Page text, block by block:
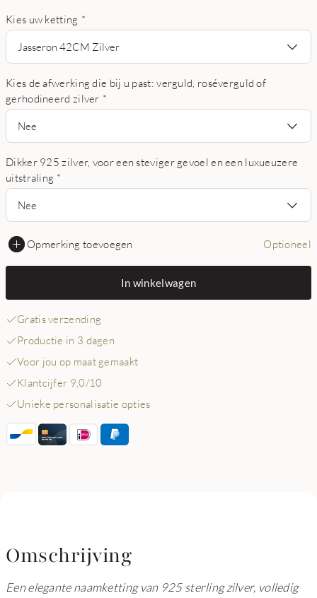
Kies uw ketting *
Jasseron 42CM Zilver
Kies de afwerking die bij u past: verguld, roséverguld of
gerhodineerd zilver *
Nee
Dikker 925 zilver, voor een steviger gevoel en een luxueuzere
uitstraling *
Nee
Opmerking toevoegen Optioneel
In winkelwagen
Gratis verzending
Productie in 3 dagen
Voor jou op maat gemaakt
Klantcijfer 9,0/10
Unieke personalisatie opties
Omschrijving
Een elegante naamketting van 925 sterling zilver, volledig